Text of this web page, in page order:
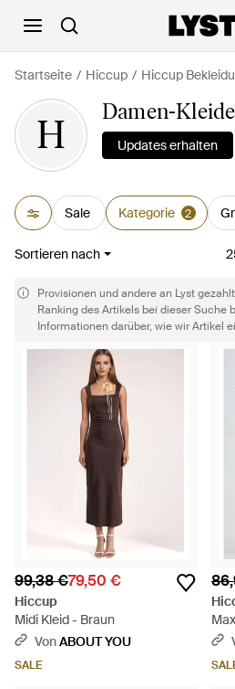
Startseite Hiccup Hiccup
H
Damen-
Updates erhalten
Sale Kategorie 2
Sortieren nach
Provisionen und andere an Lyst
Ranking des Artikels bei dieser Suche
Informationen darüber, wie wir Artikel
99,38 €79,50 €
Hiccup
Midi Kleid - Braun
VonABOUT YOU
SALE